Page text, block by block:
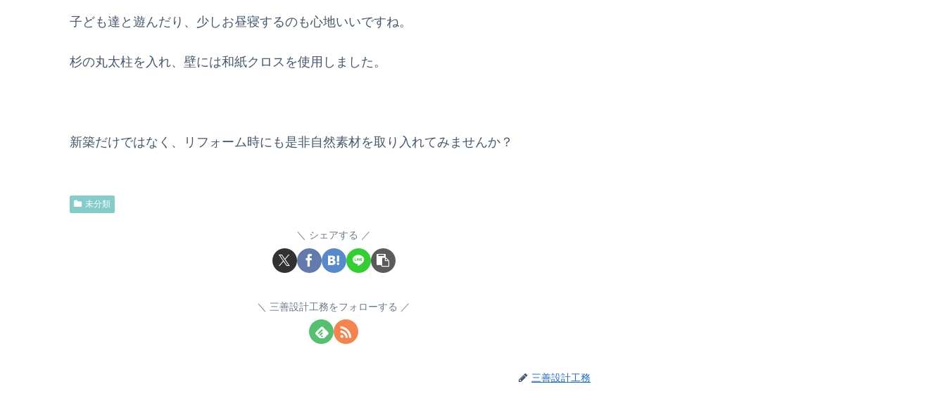
子ども達と遊んだり、少しお昼寝するのも心地いいですね。
杉の丸太柱を入れ、壁には和紙クロスを使用しました。
新築だけではなく、リフォーム時にも是非自然素材を取り入れてみませんか？
未分類
シェアする
三善設計工務をフォローする
三善設計工務